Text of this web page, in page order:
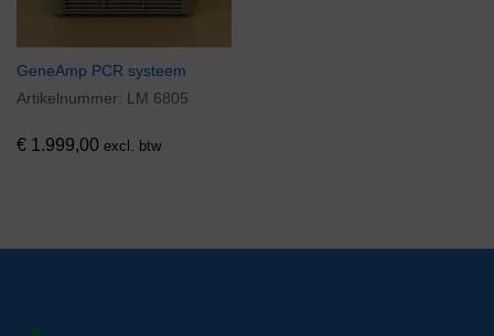
GeneAmp PCR systeem
Artikelnummer: LM 6805
€ 1.999,00 excl. btw